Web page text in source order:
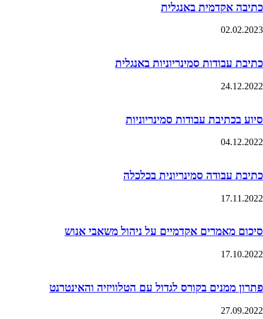
כתיבה אקדמית באנגלית
02.02.2023
כתיבת עבודות סמינריוניות באנגלית
24.12.2022
סיוע בכתיבת עבודות סמינריוניות
04.12.2022
כתיבת עבודה סמינריונית בכלכלה
17.11.2022
סיכום מאמרים אקדמיים על ניהול משאבי אנוש
17.10.2022
פתרון ממנים בקורס לגדול עם הטלוויזיה והאינטרנט
27.09.2022